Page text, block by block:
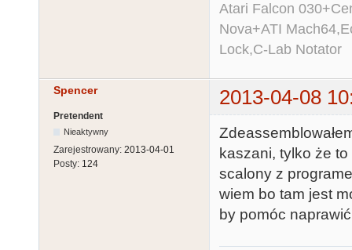
Atari Falcon
Nova+ATI
Lock,C-Lab Notator
Spencer 2013-04-08
Pretendent
Nieaktywny
Zarejestrowany: 2013-04-01
Posty: 124
kaszani, tylko że
scalony z
wiem bo tam jest
by pomóc